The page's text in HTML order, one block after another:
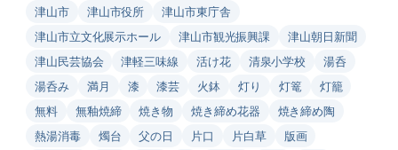
津山市 津山市役所
津山市東庁舎
津山市立文化展示ホール
津山市観光振興課
津山朝日新聞
津山民芸協会
津軽三味線 活け花 清泉小学校
湯呑
湯呑み
満月 漆 漆芸 火鉢 灯り 灯篭
灯籠
無料
無釉焼締 焼き物 焼き締め花器
焼き締め陶
熱湯消毒
燭台 父の日 片口 片白草
版画